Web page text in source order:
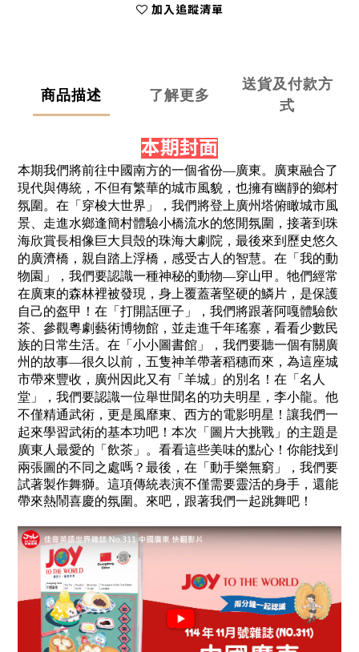
加入追蹤清單
商品描述 了解更多
送貨及付款方
式
本期封面
本期我們將前往中國南方的一個省份—廣東。廣東融合了
現代與傳統，不但有繁華的城市風貌，也擁有幽靜的鄉村
氛圍。在「穿梭大世界」，我們將登上廣州塔俯瞰城市風
景、走進水鄉逢簡村體驗小橋流水的悠閒氛圍，接著到珠
海欣賞長相像巨大貝殼的珠海大劇院，最後來到歷史悠久
的廣濟橋，親自踏上浮橋，感受古人的智慧。 在「我的動
物園」，我們要認識一種神秘的動物—穿山甲。牠們經常
在廣東的森林裡被發現，身上覆蓋著堅硬的鱗片，是保護
自己的盔甲！ 在「打開話匣子」，我們將跟著阿嘎體驗飲
茶、參觀粵劇藝術博物館，並走進千年瑤寨，看看少數民
族的日常生活。 在「小小圖書館」，我們要聽一個有關廣
州的故事—很久以前，五隻神羊帶著稻穗而來，為這座城
市帶來豐收，廣州因此又有「羊城」的別名！ 在「名人
堂」，我們要認識一位舉世聞名的功夫明星，李小龍。他
不僅精通武術，更是風靡東、西方的電影明星！讓我們一
起來學習武術的基本功吧！ 本次「圖片大挑戰」的主題是
廣東人最愛的「飲茶」。看看這些美味的點心！你能找到
兩張圖的不同之處嗎？ 最後，在「動手樂無窮」，我們要
試著製作舞獅。這項傳統表演不僅需要靈活的身手，還能
帶來熱鬧喜慶的氛圍。來吧，跟著我們一起跳舞吧！